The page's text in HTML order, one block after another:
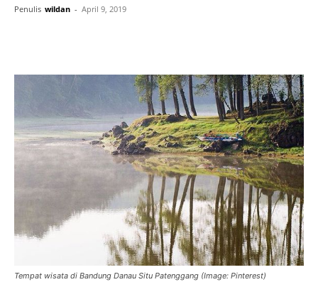
Penulis wildan - April 9, 2019
Tempat wisata di Bandung Danau Situ Patenggang (Image: Pinterest)